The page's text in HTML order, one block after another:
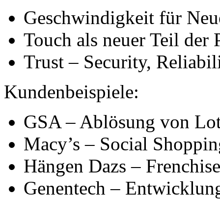
Geschwindigkeit für
Touch als neuer Teil
Trust – Security,
Kundenbeispiele:
GSA – Ablösung von
Macy’s – Social
Hängen Dazs –
Genentech –